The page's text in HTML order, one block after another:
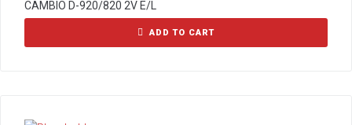
CAMBIO D-920/820 2V E/L
ADD TO CART